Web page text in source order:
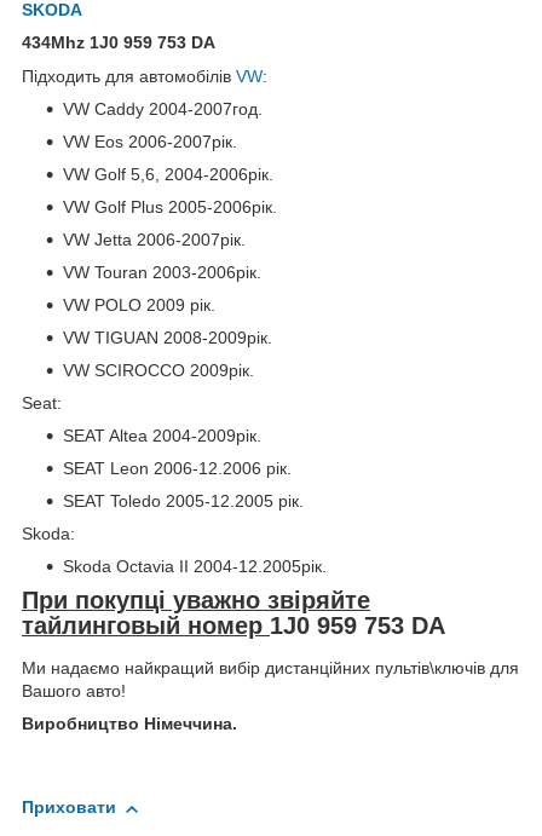
SKODA
434Mhz 1J0 959 753 DA
Підходить для автомобілів VW:
VW Caddy 2004-2007год.
VW Eos 2006-2007рік.
VW Golf 5,6, 2004-2006рік.
VW Golf Plus 2005-2006рік.
VW Jetta 2006-2007рік.
VW Touran 2003-2006рік.
VW POLO 2009 рік.
VW TIGUAN 2008-2009рік.
VW SCIROCCO 2009рік.
Seat:
SEAT Altea 2004-2009рік.
SEAT Leon 2006-12.2006 рік.
SEAT Toledo 2005-12.2005 рік.
Skoda:
Skoda Octavia II 2004-12.2005рік.
При покупці уважно звіряйте
тайлинговый номер 1J0 959 753 DA
Ми надаємо найкращий вибір дистанційних пультів\ключів для
Вашого авто!
Виробництво Німеччина.
Приховати